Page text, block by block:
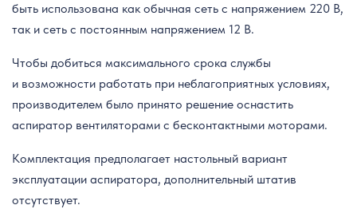
быть использована как обычная сеть с напряжением 220 В,
так и сеть с постоянным напряжением 12 В.
Чтобы добиться максимального срока службы
и возможности работать при неблагоприятных условиях,
производителем было принято решение оснастить
аспиратор вентиляторами с бесконтактными моторами.
Комплектация предполагает настольный вариант
эксплуатации аспиратора, дополнительный штатив
отсутствует.